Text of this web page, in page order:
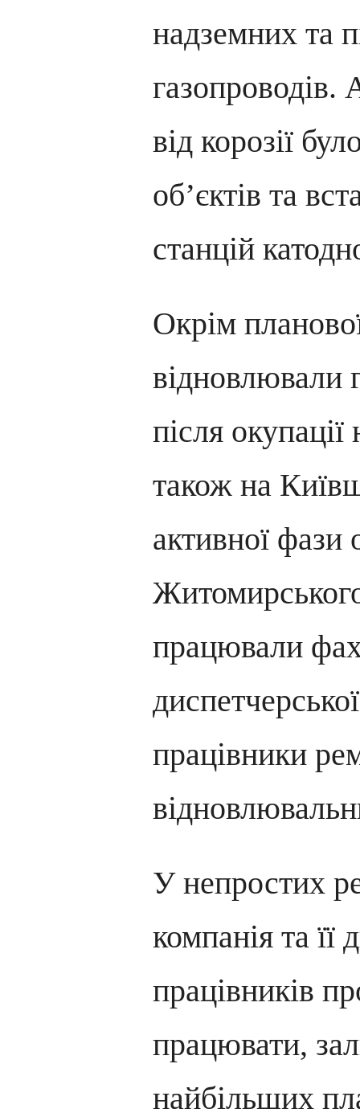
надземних та
газопроводів.
від корозії
об’єктів та
станцій
Окрім
відновлювали
після окупації
також на
активної фази
працювали
працівники
У непростих
компанія та її
працівників
працювати,
найбільших